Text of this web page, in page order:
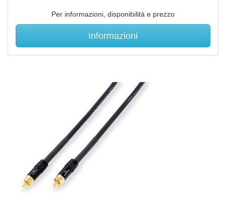
Per informazioni, disponibilità e prezzo
Informazioni